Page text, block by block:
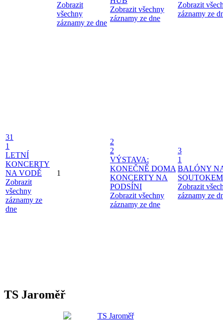
Zobrazit
všechny
záznamy ze dne
Zobrazit všechny
záznamy ze dne
Zobrazit
záznamy ze
31
1
LETNÍ
KONCERTY
NA VODĚ
Zobrazit
všechny
záznamy ze
dne
1
2
2
VÝSTAVA:
KONEČNĚ DOMA
KONCERTY NA
PODSÍNI
Zobrazit všechny
záznamy ze dne
3
1
BALÓNY
SOUTOKEM
Zobrazit
záznamy ze
TS Jaroměř